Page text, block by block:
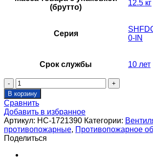
(брутто)
12.5 кг
Серия
0-IN
Срок службы 10 лет
Количество
товара
Клапан
противопожарный
SHUFT
SHFDC-
120-
O-
1050_1150-
В корзину
Сравнить
Добавить в избранное
Артикул: НС-1721390 Категории:
противопожарные, Противопожарное
Поделиться